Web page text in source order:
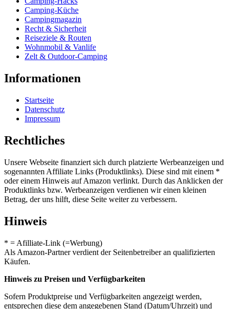
Camping-Küche
Campingmagazin
Recht & Sicherheit
Reiseziele & Routen
Wohnmobil & Vanlife
Zelt & Outdoor-Camping
Informationen
Startseite
Datenschutz
Impressum
Rechtliches
Unsere Webseite finanziert sich durch platzierte Werbeanzeigen und
sogenannten Affiliate Links (Produktlinks). Diese sind mit einem *
oder einem Hinweis auf Amazon verlinkt. Durch das Anklicken der
Produktlinks bzw. Werbeanzeigen verdienen wir einen kleinen
Betrag, der uns hilft, diese Seite weiter zu verbessern.
Hinweis
* = Afilliate-Link (=Werbung)
Als Amazon-Partner verdient der Seitenbetreiber an qualifizierten
Käufen.
Hinweis zu Preisen und Verfügbarkeiten
Sofern Produktpreise und Verfügbarkeiten angezeigt werden,
entsprechen diese dem angegebenen Stand (Datum/Uhrzeit) und